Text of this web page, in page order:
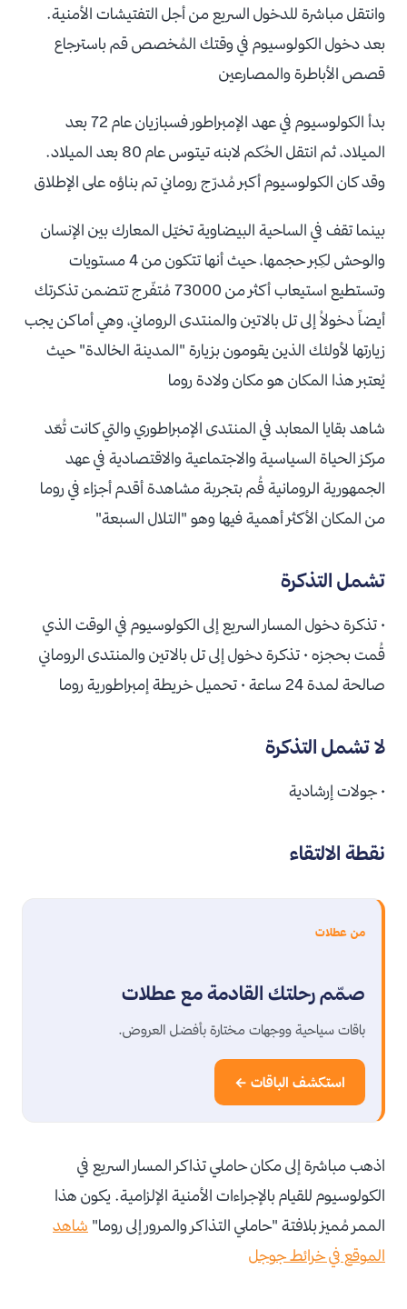
وانتقل مباشرة للدخول السريع من أجل التفتيشات الأمنية.
بعد دخول الكولوسيوم في وقتك المُخصص قم باسترجاع
قصص الأباطرة والمصارعين
بدأ الكولوسيوم في عهد الإمبراطور فسبازيان عام 72 بعد
الميلاد، ثم انتقل الحُكم لابنه تيتوس عام 80 بعد الميلاد.
وقد كان الكولوسيوم أكبر مُدرّج روماني تم بناؤه على الإطلاق
بينما تقف في الساحية البيضاوية تخيّل المعارك بين الإنسان
والوحش لكِبر حجمها، حيث أنها تتكون من 4 مستويات
وتستطيع استيعاب أكثر من 73000 مُتفّرج تتضمن تذكرتك
أيضاً دخولاُ إلى تل بالاتين والمنتدى الروماني، وهي أماكن يجب
زيارتها لأولئك الذين يقومون بزيارة "المدينة الخالدة" حيث
يُعتبر هذا المكان هو مكان ولادة روما
شاهد بقايا المعابد في المنتدى الإمبراطوري والتي كانت تُعّد
مركز الحياة السياسية والاجتماعية والاقتصادية في عهد
الجمهورية الرومانية قُم بتجربة مشاهدة أقدم أجزاء في روما
من المكان الأكثر أهمية فيها وهو "التلال السبعة"
تشمل التذكرة
• تذكرة دخول المسار السريع إلى الكولوسيوم في الوقت الذي
قُمت بحجزه • تذكرة دخول إلى تل بالاتين والمنتدى الروماني
صالحة لمدة 24 ساعة • تحميل خريطة إمبراطورية روما
لا تشمل التذكرة
• جولات إرشادية
نقطة الالتقاء
من عطلات
صمّم رحلتك القادمة مع عطلات
باقات سياحية ووجهات مختارة بأفضل العروض.
استكشف الباقات ←
اذهب مباشرة إلى مكان حاملي تذاكر المسار السريع في
الكولوسيوم للقيام بالإجراءات الأمنية الإلزامية. يكون هذا
الممر مُميز بلافتة "حاملي التذاكر والمرور إلى روما" شاهد
الموقع في خرائط جوجل